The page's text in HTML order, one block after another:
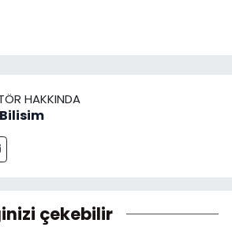
HAKKINDA
Bilisim
çekebilir